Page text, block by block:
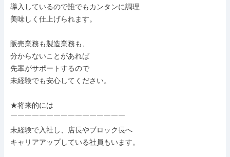
導入しているので誰でもカンタンに調理
美味しく仕上げられます。
販売業務も製造業務も、
分からないことがあれば
先輩がサポートするので
未経験でも安心してください。
★将来的には
￣￣￣￣￣￣￣￣￣￣￣￣￣￣￣￣
未経験で入社し、店長やブロック長へ
キャリアアップしている社員もいます。